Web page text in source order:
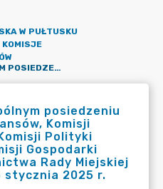
W PUŁTUSKU
KOMISJE
ZAWIADOMIENIE O WSPÓLNYM POSIEDZENIU KOMISJI BUDŻETU I FINANSÓW, KOMISJI POLITYKI SPOŁECZNEJ, KOMISJI POLITYKI REGIONALNEJ ORAZ KOMISJI GOSPODARKI KOMUNALNEJ I BUDOWNICTWA RADY MIEJSKIEJ W PUŁTUSKU W DNIU 16 STYCZNIA 2025 R.
posiedzeniu
Komisji
Polityki
Gospodarki
Rady Miejskiej
stycznia 2025 r.